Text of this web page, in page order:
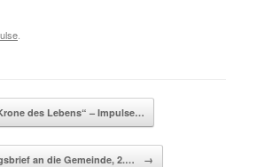
des Lebens“ – Impulse…
an die Gemeinde, 2.… →